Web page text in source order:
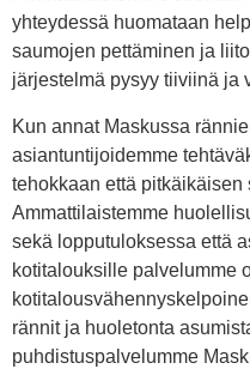
yhteydessä huomataan
saumojen pettäminen ja
järjestelmä pysyy tiiviinä ja
Kun annat Maskussa
asiantuntijoidemme
tehokkaan että
Ammattilaistemme
sekä lopputuloksessa että
kotitalouksille palvelumme
rännit ja huoletonta
puhdistuspalvelumme